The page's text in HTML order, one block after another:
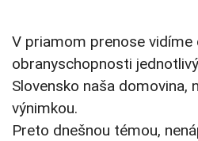
V priamom prenose vidíme
obranyschopnosti
Slovensko naša domovina,
výnimkou.
Preto dnešnou témou,